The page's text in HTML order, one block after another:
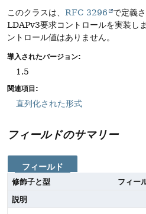
このクラスは、 RFC 3296
で定義
LDAPv3要求コントロールを実装しま
ントロール値はありません。
導入されたバージョン:
1.5
関連項目:
直列化された形式
フィールドのサマリー
フィールド
修飾子と型
フィー
説明